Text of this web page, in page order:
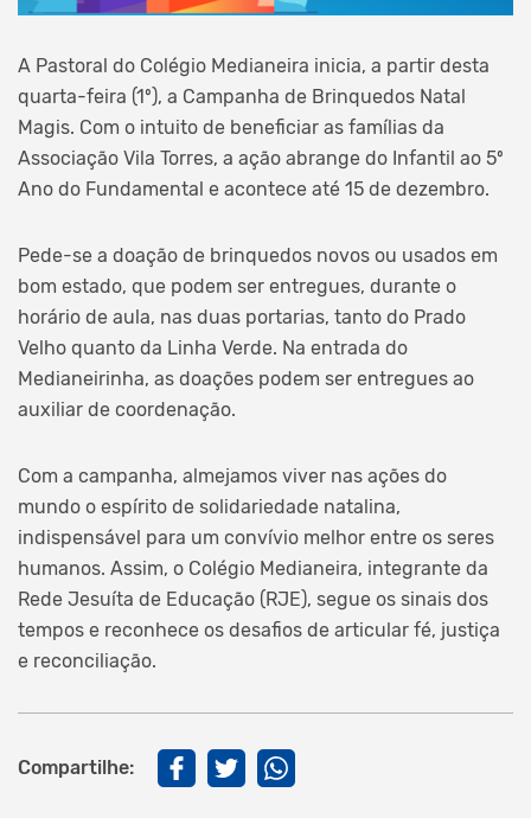
A Pastoral do Colégio Medianeira inicia, a partir desta
quarta-feira (1º), a Campanha de Brinquedos Natal
Magis. Com o intuito de beneficiar as famílias da
Associação Vila Torres, a ação abrange do Infantil ao 5º
Ano do Fundamental e acontece até 15 de dezembro.
Pede-se a doação de brinquedos novos ou usados em
bom estado, que podem ser entregues, durante o
horário de aula, nas duas portarias, tanto do Prado
Velho quanto da Linha Verde. Na entrada do
Medianeirinha, as doações podem ser entregues ao
auxiliar de coordenação.
Com a campanha, almejamos viver nas ações do
mundo o espírito de solidariedade natalina,
indispensável para um convívio melhor entre os seres
humanos. Assim, o Colégio Medianeira, integrante da
Rede Jesuíta de Educação (RJE), segue os sinais dos
tempos e reconhece os desafios de articular fé, justiça
e reconciliação.
Compartilhe: